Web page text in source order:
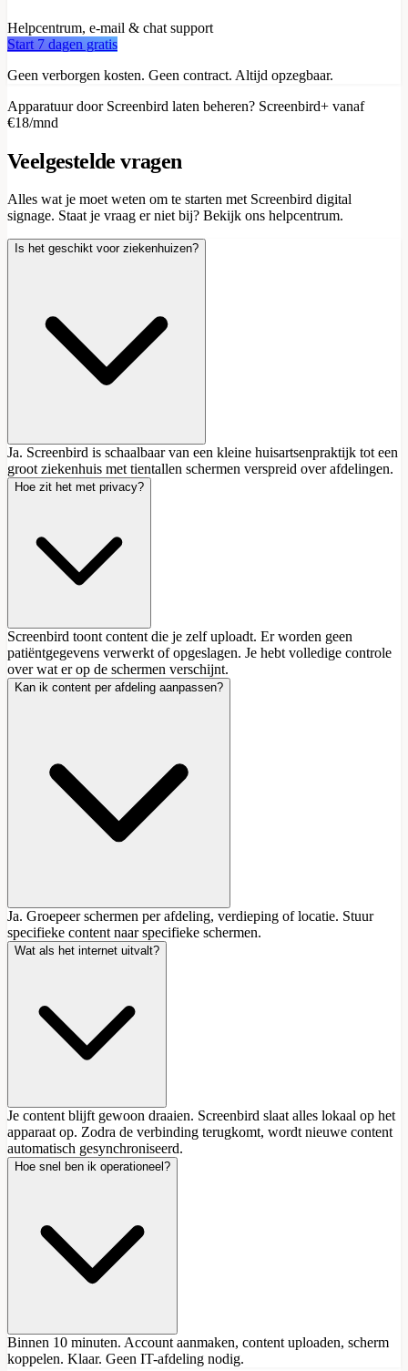
Helpcentrum, e-mail & chat support
Start 7 dagen gratis
Geen verborgen kosten. Geen contract. Altijd opzegbaar.
Apparatuur door Screenbird laten beheren? Screenbird+ vanaf
€18/mnd
Veelgestelde vragen
Alles wat je moet weten om te starten met Screenbird digital
signage. Staat je vraag er niet bij? Bekijk ons helpcentrum.
Is het geschikt voor ziekenhuizen?
Ja. Screenbird is schaalbaar van een kleine huisartsenpraktijk tot een
groot ziekenhuis met tientallen schermen verspreid over afdelingen.
Hoe zit het met privacy?
Screenbird toont content die je zelf uploadt. Er worden geen
patiëntgegevens verwerkt of opgeslagen. Je hebt volledige controle
over wat er op de schermen verschijnt.
Kan ik content per afdeling aanpassen?
Ja. Groepeer schermen per afdeling, verdieping of locatie. Stuur
specifieke content naar specifieke schermen.
Wat als het internet uitvalt?
Je content blijft gewoon draaien. Screenbird slaat alles lokaal op het
apparaat op. Zodra de verbinding terugkomt, wordt nieuwe content
automatisch gesynchroniseerd.
Hoe snel ben ik operationeel?
Binnen 10 minuten. Account aanmaken, content uploaden, scherm
koppelen. Klaar. Geen IT-afdeling nodig.